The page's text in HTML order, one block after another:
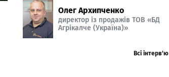
Олег Архипченко
директор із продажів ТОВ «БД
Агрікалче (Україна)»
Всі інтерв’ю